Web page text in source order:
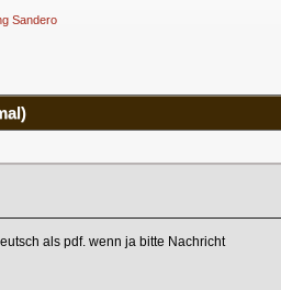
Sandero
als pdf. wenn ja bitte Nachricht